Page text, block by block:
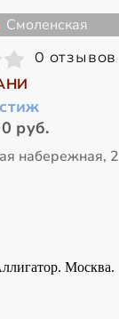
Смоленская
0 отзывов
руб.
набережная, 2